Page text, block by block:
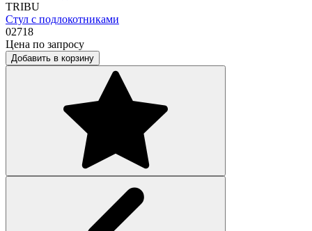
TRIBU
Стул с подлокотниками
02718
Цена по запросу
Добавить в корзину